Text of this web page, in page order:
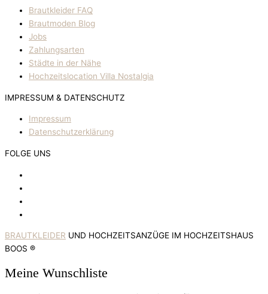
Brautkleider FAQ
Brautmoden Blog
Jobs
Zahlungsarten
Städte in der Nähe
Hochzeitslocation Villa Nostalgia
IMPRESSUM & DATENSCHUTZ
Impressum
Datenschutzerklärung
FOLGE UNS
BRAUTKLEIDER UND HOCHZEITSANZÜGE IM HOCHZEITSHAUS
BOOS ®
Meine Wunschliste